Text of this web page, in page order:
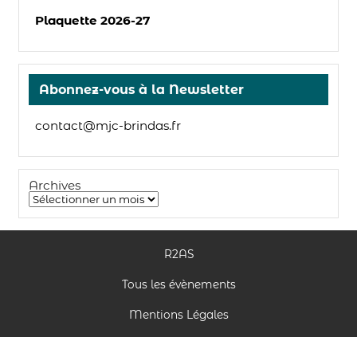
Plaquette 2026-27
Abonnez-vous à la Newsletter
contact@mjc-brindas.fr
Archives
R2AS
Tous les évènements
Mentions Légales